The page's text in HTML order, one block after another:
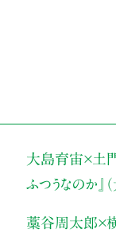
大島育宙×土
ふつうなのか』
藁谷周太郎×横